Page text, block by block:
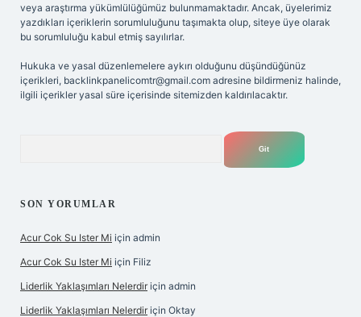
veya araştırma yükümlülüğümüz bulunmamaktadır. Ancak, üyelerimiz
yazdıkları içeriklerin sorumluluğunu taşımakta olup, siteye üye olarak
bu sorumluluğu kabul etmiş sayılırlar.
Hukuka ve yasal düzenlemelere aykırı olduğunu düşündüğünüz
içerikleri, backlinkpanelicomtr@gmail.com adresine bildirmeniz halinde,
ilgili içerikler yasal süre içerisinde sitemizden kaldırılacaktır.
SON YORUMLAR
Acur Cok Su Ister Mi için admin
Acur Cok Su Ister Mi için Filiz
Liderlik Yaklaşımları Nelerdir için admin
Liderlik Yaklaşımları Nelerdir için Oktay